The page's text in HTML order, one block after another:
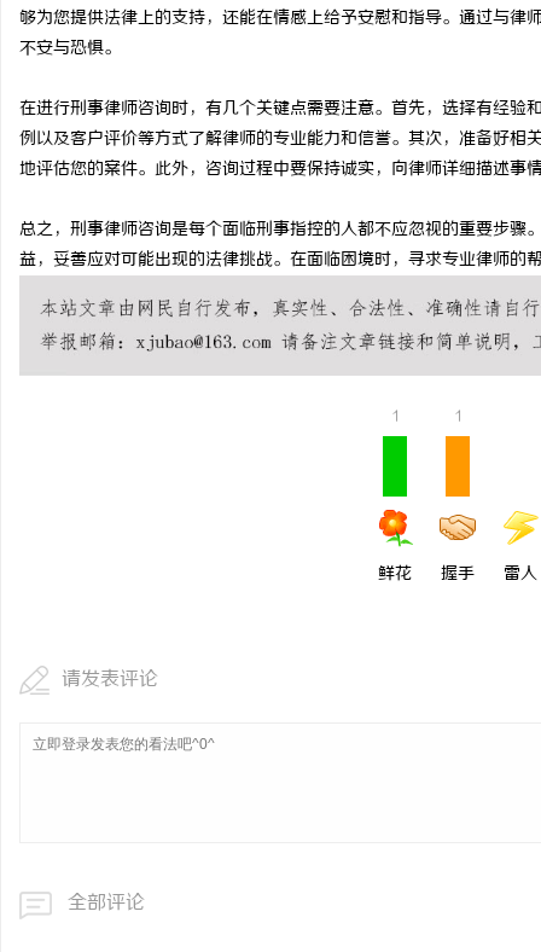
够为您提供法律上的支持，还能在情感上给予安慰和指导。通过与
不安与恐惧。
在进行刑事律师咨询时，有几个关键点需要注意。首先，选择有经
例以及客户评价等方式了解律师的专业能力和信誉。其次，准备好
地评估您的案件。此外，咨询过程中要保持诚实，向律师详细描述事
总之，刑事律师咨询是每个面临刑事指控的人都不应忽视的重要步
益，妥善应对可能出现的法律挑战。在面临困境时，寻求专业律师的
1
鲜花
1
握手 雷人
请发表评论
全部评论
武汉配眼镜 上海配眼镜